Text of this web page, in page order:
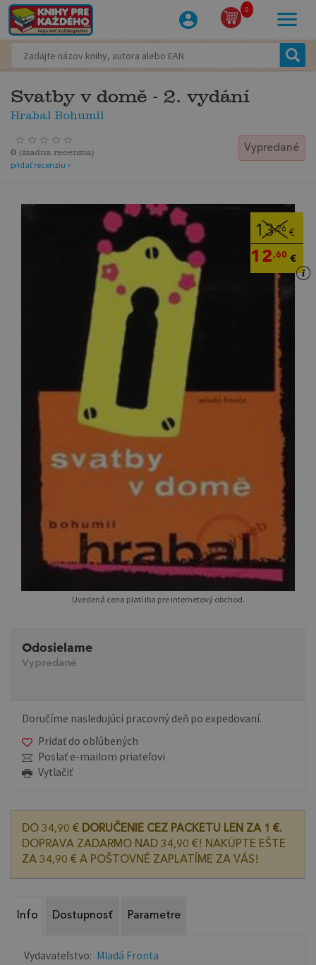
0
Svatby v domě - 2. vydání
Hrabal Bohumil
Vypredané
0 (žiadna recenzia)
pridať recenziu »
13,26 €
12,60 €
Uvedená cena platí iba pre internetový obchod.
Odosielame
Vypredané
Doručíme nasledujúci pracovný deň po expedovaní.
Pridať do obľúbených
Poslať e-mailom priateľovi
Vytlačiť
DO 34,90 € DORUČENIE CEZ PACKETU LEN ZA 1 €.
DOPRAVA ZADARMO NAD 34,90 €! NAKÚPTE EŠTE
ZA 34,90 € A POŠTOVNÉ ZAPLATÍME ZA VÁS!
Info Dostupnosť Parametre
Vydavateľstvo: Mladá Fronta